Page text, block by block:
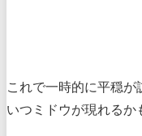
これで一時的に平穏が
いつミドウが現れるか